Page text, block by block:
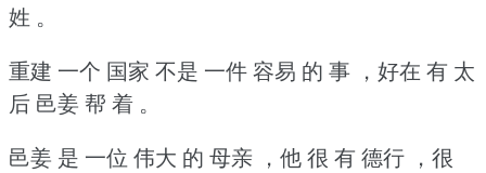
姓 。
重建 一个 国家 不是 一件 容易 的 事 ，好在 有 太
后 邑姜 帮 着 。
邑姜 是 一位 伟大 的 母亲 ，他 很 有 德行 ，很